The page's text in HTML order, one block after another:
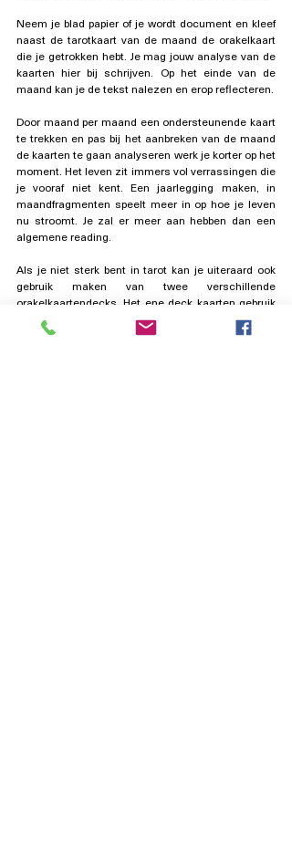
Neem je blad papier of je wordt document en kleef
naast de tarotkaart van de maand de orakelkaart
die je getrokken hebt. Je mag jouw analyse van de
kaarten hier bij schrijven. Op het einde van de
maand kan je de tekst nalezen en erop reflecteren.
Door maand per maand een ondersteunende kaart
te trekken en pas bij het aanbreken van de maand
de kaarten te gaan analyseren werk je korter op het
moment. Het leven zit immers vol verrassingen die
je vooraf niet kent. Een jaarlegging maken, in
maandfragmenten speelt meer in op hoe je leven
nu stroomt. Je zal er meer aan hebben dan een
algemene reading.
Als je niet sterk bent in tarot kan je uiteraard ook
gebruik maken van twee verschillende
orakelkaartendecks. Het ene deck kaarten gebruik
je voor de maandkaarten. Het andere voor de
ondersteunende maandkaart.